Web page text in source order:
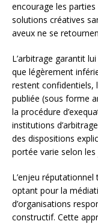
encourage les
solutions créatives
aveux ne se
L’arbitrage garantit
que légèrement
restent confidentiels,
publiée (sous forme
la procédure
institutions
des dispositions
portée varie selon les
L’enjeu
optant pour la
d’organisations
constructif. Cette